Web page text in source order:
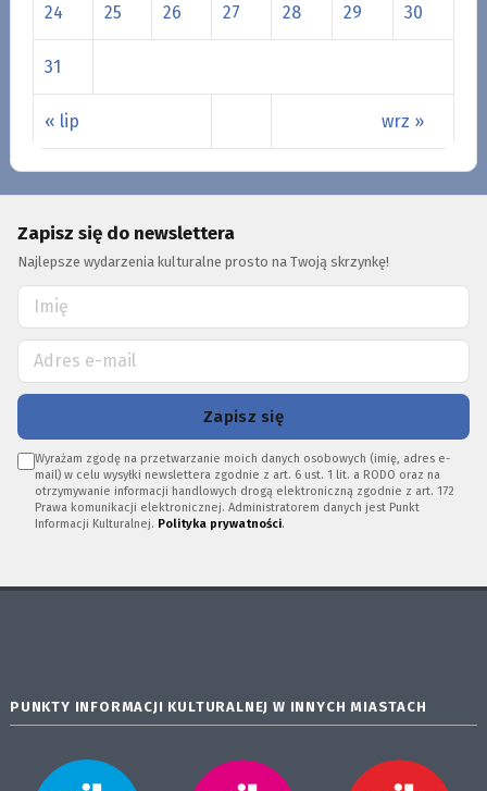
« lip wrz »
24 25 26 27 28 29 30
31
Zapisz się do newslettera
Najlepsze wydarzenia kulturalne prosto na Twoją skrzynkę!
Zapisz się
Wyrażam zgodę na przetwarzanie moich danych osobowych (imię, adres e-
mail) w celu wysyłki newslettera zgodnie z art. 6 ust. 1 lit. a RODO oraz na
otrzymywanie informacji handlowych drogą elektroniczną zgodnie z art. 172
Prawa komunikacji elektronicznej. Administratorem danych jest Punkt
Informacji Kulturalnej. Polityka prywatności.
PUNKTY INFORMACJI KULTURALNEJ W INNYCH MIASTACH